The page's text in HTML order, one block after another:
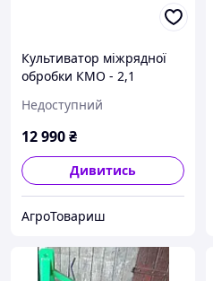
Культиватор міжрядної
обробки КМО - 2,1
мінітрактора)
Недоступний
12 990₴
Дивитись
АгроТовариш